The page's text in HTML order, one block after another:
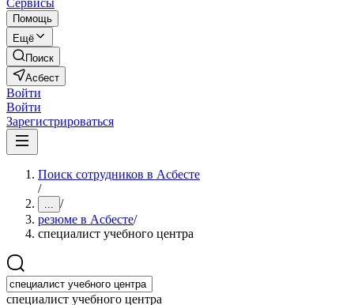
Сервисы
Помощь
Ещё
Поиск
Асбест
Войти
Войти
Зарегистрироваться
Поиск сотрудников в Асбесте
/
... /
резюме в Асбесте/
специалист учебного центра
специалист учебного центра